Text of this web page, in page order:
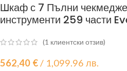
Шкаф с 7 Пълни
инструменти 259 части
(1 клиентски отзив)
562,40 €/ 1,099.96 лв.